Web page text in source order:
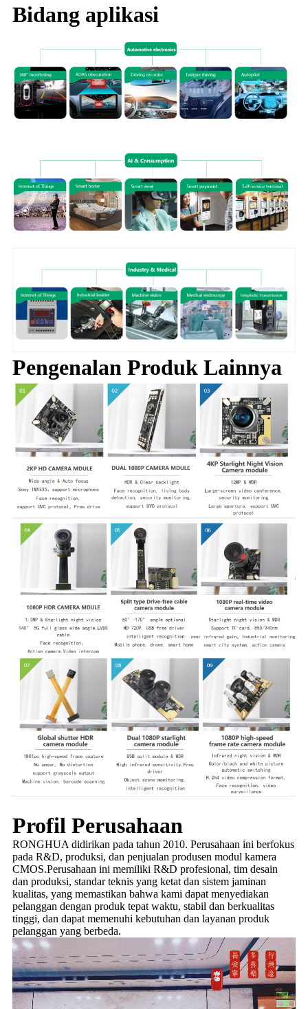
Bidang aplikasi
Pengenalan Produk Lainnya
Profil Perusahaan
RONGHUA didirikan pada tahun 2010. Perusahaan ini berfokus
pada R&D, produksi, dan penjualan produsen modul kamera
CMOS.Perusahaan ini memiliki R&D profesional, tim desain
dan produksi, standar teknis yang ketat dan sistem jaminan
kualitas, yang memastikan bahwa kami dapat menyediakan
pelanggan dengan produk tepat waktu, stabil dan berkualitas
tinggi, dan dapat memenuhi kebutuhan dan layanan produk
pelanggan yang berbeda.